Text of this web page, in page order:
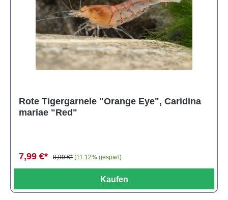
Rote Tigergarnele "Orange Eye", Caridina
mariae "Red"
7,99 €* 8,99 €* (11.12% gespart)
Kaufen